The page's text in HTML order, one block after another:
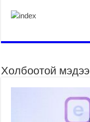
Холбоотой мэдээ